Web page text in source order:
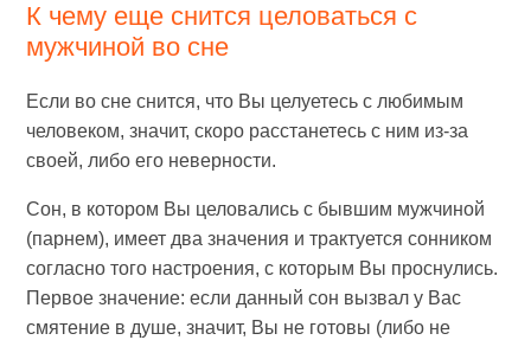
К чему еще снится целоваться с
мужчиной во сне
Если во сне снится, что Вы целуетесь с любимым
человеком, значит, скоро расстанетесь с ним из-за
своей, либо его неверности.
Сон, в котором Вы целовались с бывшим мужчиной
(парнем), имеет два значения и трактуется сонником
согласно того настроения, с которым Вы проснулись.
Первое значение: если данный сон вызвал у Вас
смятение в душе, значит, Вы не готовы (либо не